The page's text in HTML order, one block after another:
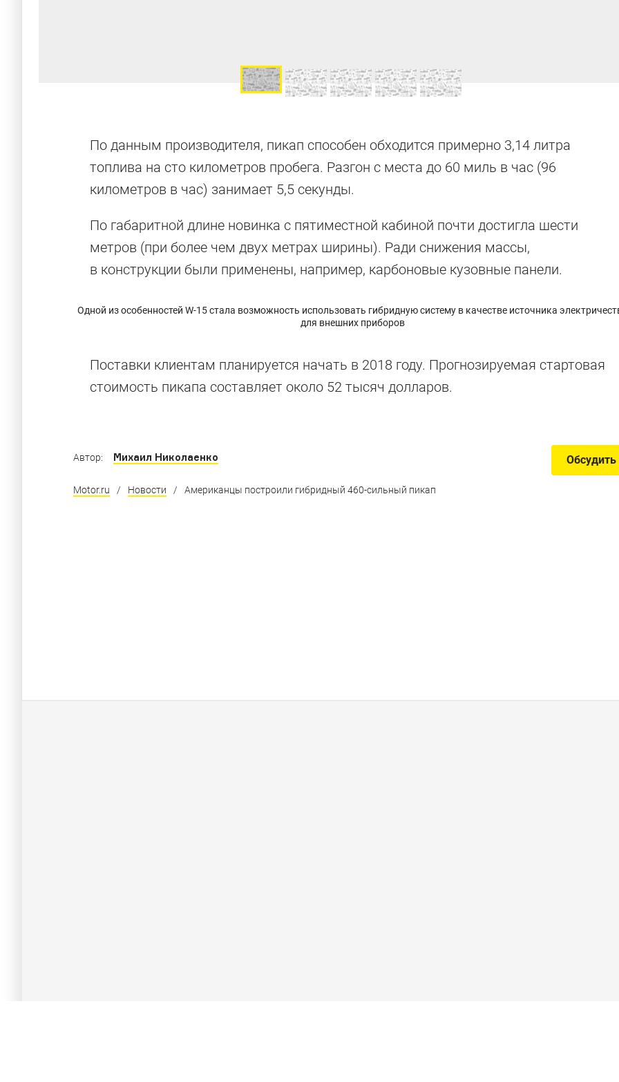
По данным производителя, пикап способен обходится примерно 3,14 литра
топлива на сто километров пробега. Разгон с места до 60 миль в час (96
километров в час) занимает 5,5 секунды.
По габаритной длине новинка с пятиместной кабиной почти достигла шести
метров (при более чем двух метрах ширины). Ради снижения массы,
в конструкции были применены, например, карбоновые кузовные панели.
Одной из особенностей W-15 стала возможность использовать гибридную систему в качестве источника
для внешних приборов
Поставки клиентам планируется начать в 2018 году. Прогнозируемая стартовая
стоимость пикапа составляет около 52 тысяч долларов.
Машины-самоделки
Уникальные автомобили, заслужившие свое место в истории
Обсудить
Автор: Михаил Николаенко
Motor.ru / Новости / Американцы построили гибридный 460-сильный пикап